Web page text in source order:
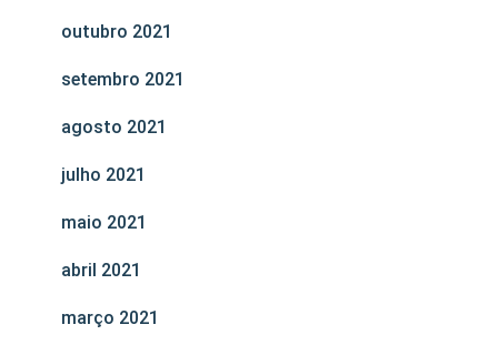
outubro 2021
setembro 2021
agosto 2021
julho 2021
maio 2021
abril 2021
março 2021